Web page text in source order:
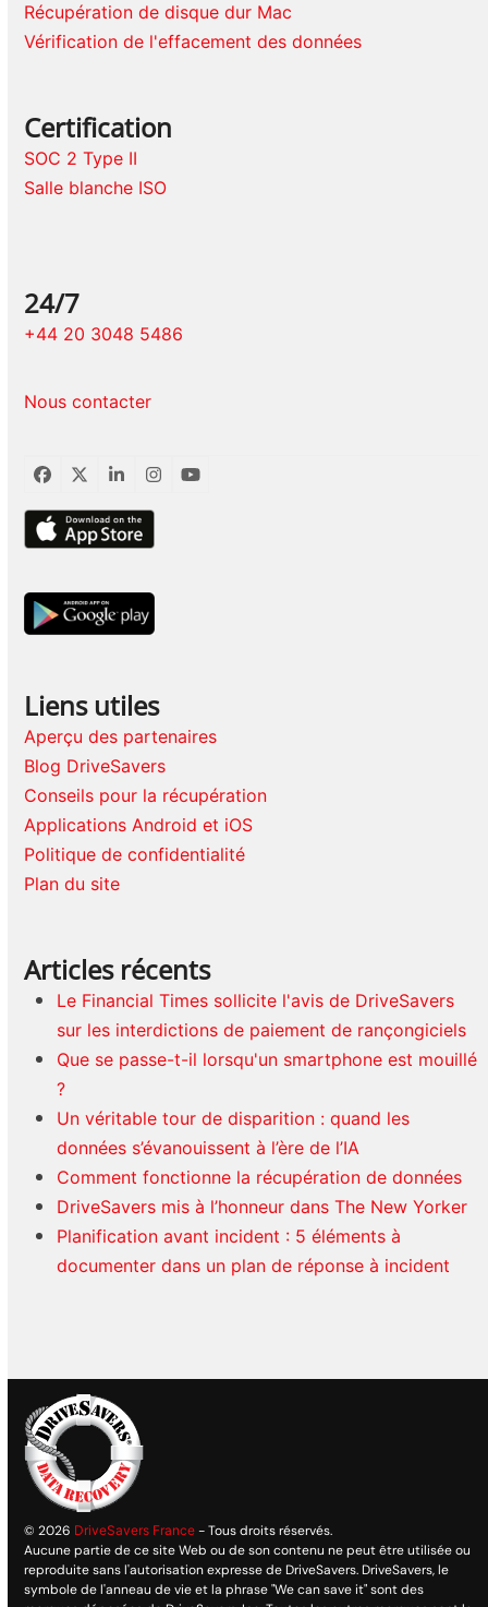
Récupération de disque dur Mac
Vérification de l'effacement des données
Certification
SOC 2 Type II
Salle blanche ISO
24/7
+44 20 3048 5486
Nous contacter
Facebook
TwitterLinkedInInstagram
YouTube
Liens utiles
Aperçu des partenaires
Blog DriveSavers
Conseils pour la récupération
Applications Android et iOS
Politique de confidentialité
Plan du site
Articles récents
Le Financial Times sollicite l'avis de DriveSavers
sur les interdictions de paiement de rançongiciels
Que se passe-t-il lorsqu'un smartphone est mouillé
?
Un véritable tour de disparition : quand les
données s’évanouissent à l’ère de l’IA
Comment fonctionne la récupération de données
DriveSavers mis à l’honneur dans The New Yorker
Planification avant incident : 5 éléments à
documenter dans un plan de réponse à incident
© 2026 DriveSavers France - Tous droits réservés.
Aucune partie de ce site Web ou de son contenu ne peut être utilisée ou
reproduite sans l'autorisation expresse de DriveSavers. DriveSavers, le
symbole de l'anneau de vie et la phrase "We can save it" sont des